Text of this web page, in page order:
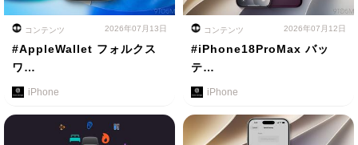
コンテンツ 2026年07月13日
#AppleWallet フォルクス
ワ…
iPhone
コンテンツ 2026年07月12日
#iPhone18ProMax バッ
テ…
iPhone